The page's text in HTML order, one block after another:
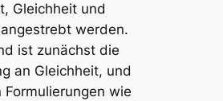
Gleichheit und
werden.
ist zunächst die
an Gleichheit, und
Formulierungen wie